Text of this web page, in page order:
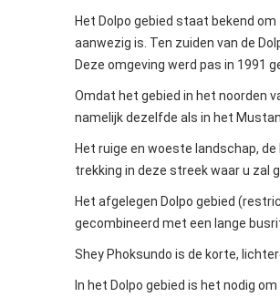
Het Dolpo gebied staat bekend
aanwezig is. Ten zuiden van de
Deze omgeving werd pas in 1991
Omdat het gebied in het noorden
namelijk dezelfde als in het
Het ruige en woeste landschap,
trekking in deze streek waar u zal
Het afgelegen Dolpo gebied
gecombineerd met een lange
Shey Phoksundo is de korte,
In het Dolpo gebied is het nodig